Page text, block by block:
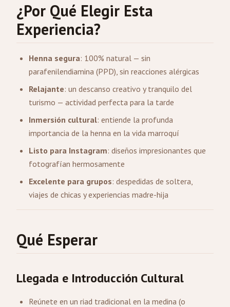
¿Por Qué Elegir Esta
Experiencia?
Henna segura: 100% natural — sin
parafenilendiamina (PPD), sin reacciones alérgicas
Relajante: un descanso creativo y tranquilo del
turismo — actividad perfecta para la tarde
Inmersión cultural: entiende la profunda
importancia de la henna en la vida marroquí
Listo para Instagram: diseños impresionantes que
fotografían hermosamente
Excelente para grupos: despedidas de soltera,
viajes de chicas y experiencias madre-hija
Qué Esperar
Llegada e Introducción Cultural
Reúnete en un riad tradicional en la medina (o